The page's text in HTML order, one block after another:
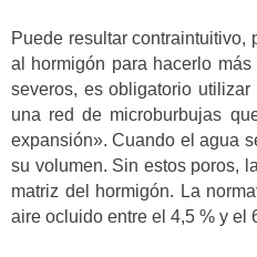
Puede resultar
al hormigón para hacerlo
severos, es obligatorio
una red de microburbujas
expansión». Cuando el agua
su volumen. Sin estos poros,
matriz del hormigón. La
aire ocluido entre el 4,5 % y el